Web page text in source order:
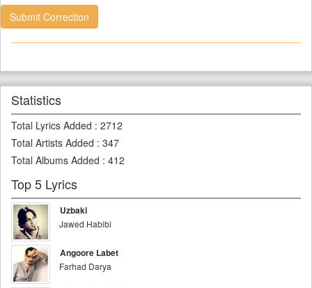
Submit Correction
Statistics
Total Lyrics Added : 2712
Total Artists Added : 347
Total Albums Added : 412
Top 5 Lyrics
Uzbaki
Jawed Habibi
Angoore Labet
Farhad Darya